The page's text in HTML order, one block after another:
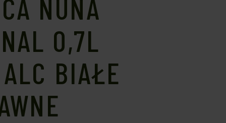
NUNA
0,7L
BIAŁE